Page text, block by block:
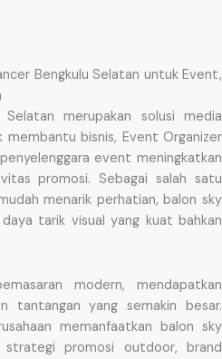
Bengkulu Selatan untuk Event,
merupakan solusi media
membantu bisnis, Event Organizer
event meningkatkan
promosi. Sebagai salah satu
menarik perhatian, balon sky
tarik visual yang kuat bahkan
modern, mendapatkan
tantangan yang semakin besar.
memanfaatkan balon sky
promosi outdoor, brand